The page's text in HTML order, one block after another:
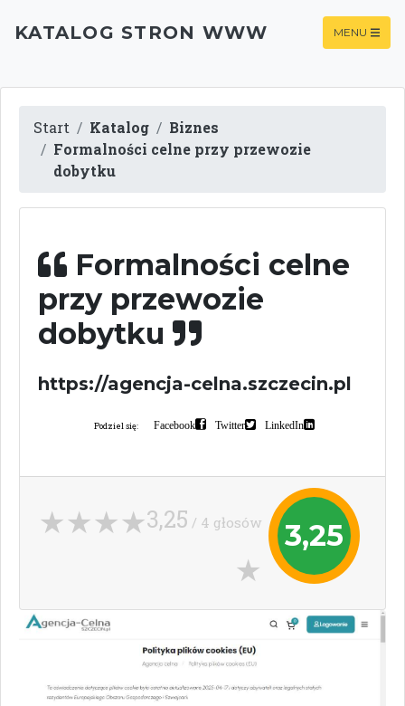
KATALOG STRON WWW MENU
Start Katalog
Biznes
Formalności celne przy przewozie
dobytku
Formalności celne
przy przewozie
dobytku
https://agencja-celna.szczecin.pl
Podziel się: Facebook Twitter LinkedIn
3,25
3,25 / 4 głosów